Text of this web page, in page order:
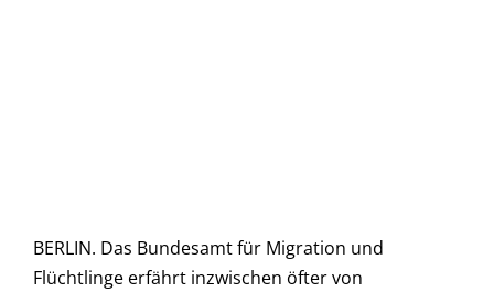
BERLIN. Das Bundesamt für Migration und
Flüchtlinge erfährt inzwischen öfter von